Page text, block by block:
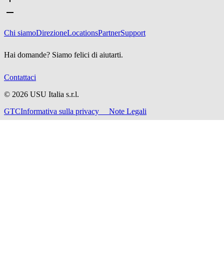
Chi siamoDirezioneLocationsPartnerSupport
Hai domande? Siamo felici di aiutarti.
Contattaci
© 2026 USU Italia s.r.l.
GTCInformativa sulla privacy Note Legali